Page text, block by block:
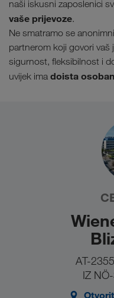
naši iskusni zaposlenici
vaše prijevoze.
Ne smatramo se
partnerom koji govori vaš
sigurnost, fleksibilnost i
uvijek ima doista
AT-
IZ